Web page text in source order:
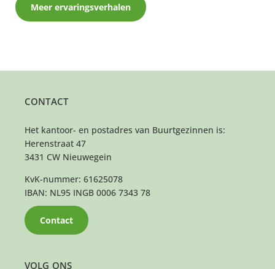
Meer ervaringsverhalen
VOLG ONS
CONTACT
Het kantoor- en postadres van Buurtgezinnen is:
Herenstraat 47
3431 CW Nieuwegein
KvK-nummer: 61625078
IBAN: NL95 INGB 0006 7343 78
Contact